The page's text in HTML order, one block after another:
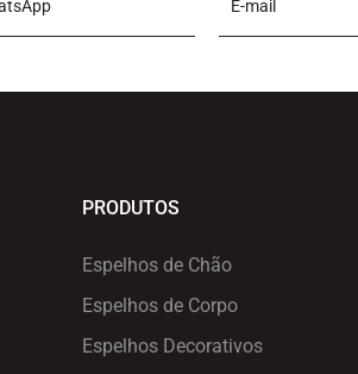
PRODUTOS
Espelhos de Chão
Espelhos de Corpo
Espelhos Decorativos